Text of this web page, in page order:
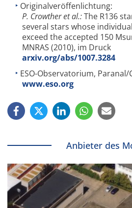
Originalveröffenlichtung:
P. Crowther et al.:The R136
several stars whose
exceed the accepted 150
MNRAS (2010), im Druck
arxiv.org/abs/1007.3284
ESO-Observatorium, Paranal/
www.eso.org
Anbieter des